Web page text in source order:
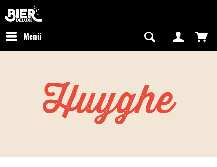
Kostenfreier Versand in Deutschland
Menü
Huyghe